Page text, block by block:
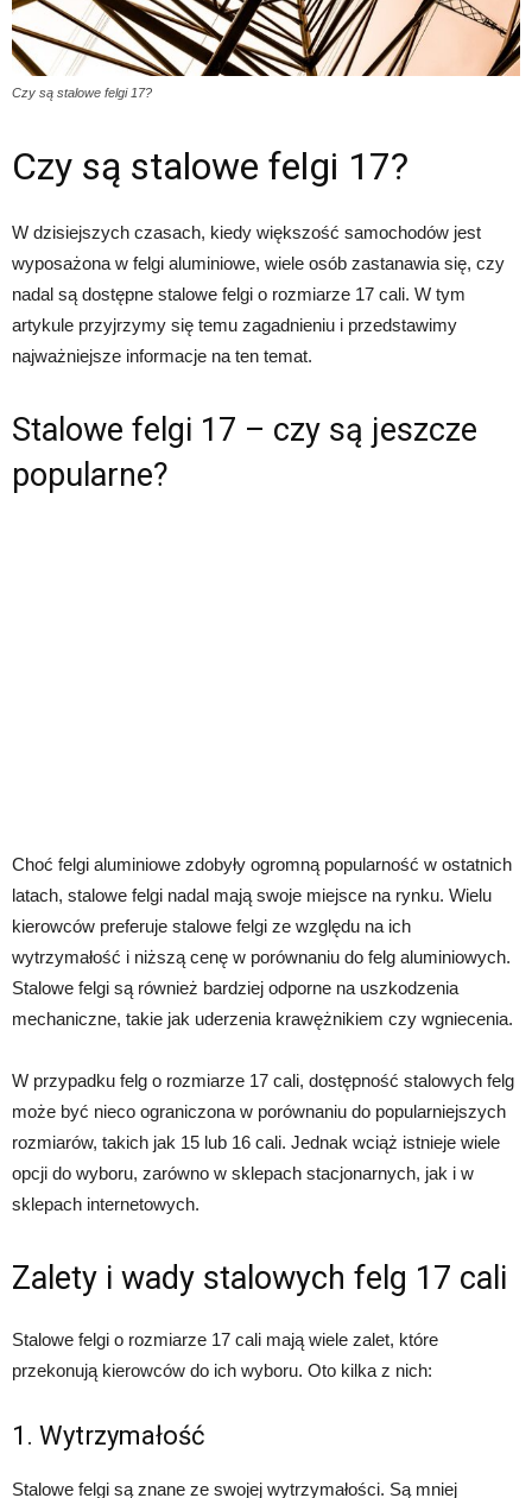
Czy są stalowe felgi 17?
Czy są stalowe felgi 17?
W dzisiejszych czasach, kiedy większość samochodów jest
wyposażona w felgi aluminiowe, wiele osób zastanawia się, czy
nadal są dostępne stalowe felgi o rozmiarze 17 cali. W tym
artykule przyjrzymy się temu zagadnieniu i przedstawimy
najważniejsze informacje na ten temat.
Stalowe felgi 17 – czy są jeszcze
popularne?
Choć felgi aluminiowe zdobyły ogromną popularność w ostatnich
latach, stalowe felgi nadal mają swoje miejsce na rynku. Wielu
kierowców preferuje stalowe felgi ze względu na ich
wytrzymałość i niższą cenę w porównaniu do felg aluminiowych.
Stalowe felgi są również bardziej odporne na uszkodzenia
mechaniczne, takie jak uderzenia krawężnikiem czy wgniecenia.
W przypadku felg o rozmiarze 17 cali, dostępność stalowych felg
może być nieco ograniczona w porównaniu do popularniejszych
rozmiarów, takich jak 15 lub 16 cali. Jednak wciąż istnieje wiele
opcji do wyboru, zarówno w sklepach stacjonarnych, jak i w
sklepach internetowych.
Zalety i wady stalowych felg 17 cali
Stalowe felgi o rozmiarze 17 cali mają wiele zalet, które
przekonują kierowców do ich wyboru. Oto kilka z nich:
1. Wytrzymałość
Stalowe felgi są znane ze swojej wytrzymałości. Są mniej